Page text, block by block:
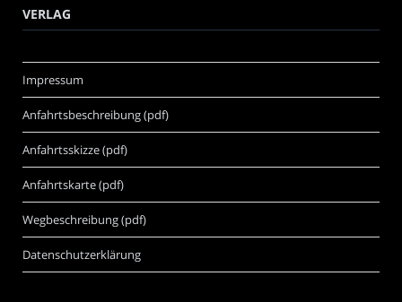
VERLAG
Impressum
Anfahrtsbeschreibung (pdf)
Anfahrtsskizze (pdf)
Anfahrtskarte (pdf)
Wegbeschreibung (pdf)
Datenschutzerklärung